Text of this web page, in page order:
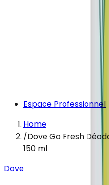
Espace Professionnel
Home
/Dove Go Fresh
150 ml
Dove